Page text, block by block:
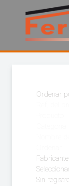
Ordenar
Fabricante:
Sin